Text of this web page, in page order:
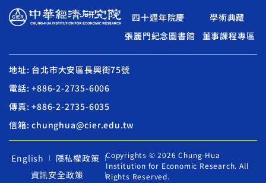
四十週年院慶
學術典藏
張麗門紀念圖書館
董事課程專區
地址: 台北市大安區長興街75號
電話: +886-2-2735-6006
傳真: +886-2-2735-6035
信箱: chunghua@cier.edu.tw
English
隱私權政策
資訊安全政策
Copyrights © 2026 Chung-Hua
Institution for Economic Research. All
Rights Reserved.